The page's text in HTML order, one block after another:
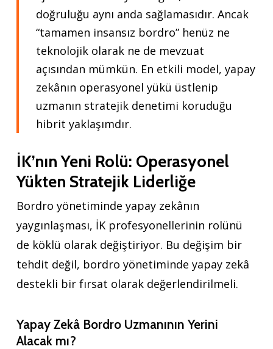
doğruluğu aynı anda sağlamasıdır. Ancak
“tamamen insansız bordro” henüz ne
teknolojik olarak ne de mevzuat
açısından mümkün. En etkili model, yapay
zekânın operasyonel yükü üstlenip
uzmanın stratejik denetimi koruduğu
hibrit yaklaşımdır.
İK’nın Yeni Rolü: Operasyonel
Yükten Stratejik Liderliğe
Bordro yönetiminde yapay zekânın
yaygınlaşması, İK profesyonellerinin rolünü
de köklü olarak değiştiriyor. Bu değişim bir
tehdit değil, bordro yönetiminde yapay zekâ
destekli bir fırsat olarak değerlendirilmeli.
Yapay Zekâ Bordro Uzmanının Yerini
Alacak mı?